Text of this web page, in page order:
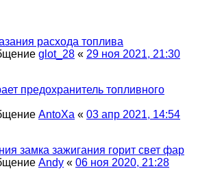
расхода топлива
glot_28 « 29 ноя 2021, 21:30
предохранитель топливного
AntoXa « 03 апр 2021, 14:54
замка зажигания горит свет фар
Andy « 06 ноя 2020, 21:28